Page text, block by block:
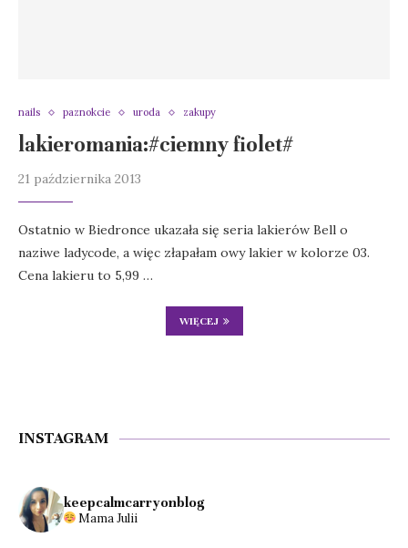
nails paznokcie uroda zakupy
lakieromania:#ciemny fiolet#
21 października 2013
Ostatnio w Biedronce ukazała się seria lakierów Bell o
naziwe ladycode, a więc złapałam owy lakier w kolorze 03.
Cena lakieru to 5,99 …
WIĘCEJ
INSTAGRAM
keepcalmcarryonblog
Mama Julii